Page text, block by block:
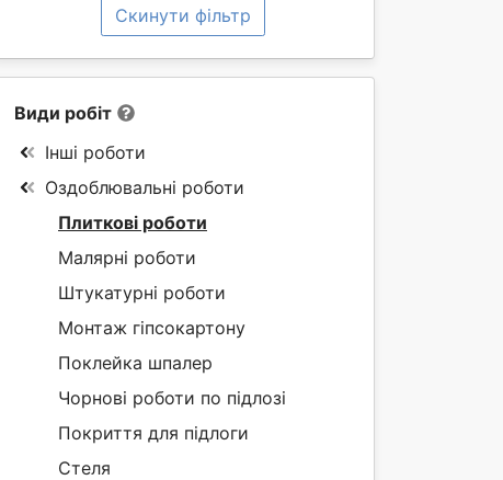
Скинути фільтр
Види робіт
Інші роботи
Оздоблювальні роботи
Плиткові роботи
Малярні роботи
Штукатурні роботи
Монтаж гіпсокартону
Поклейка шпалер
Чорнові роботи по підлозі
Покриття для підлоги
Стеля